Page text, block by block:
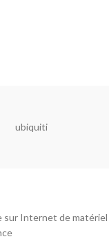
ubiquiti
sur Internet de matériel